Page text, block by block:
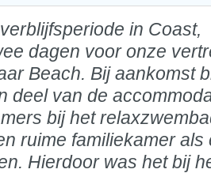
in Coast,
dagen voor onze
Beach. Bij aankomst
deel van de
bij het
ruime familiekamer
Hierdoor was het bij